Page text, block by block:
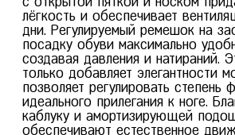
лёгкость и обеспечивает
дни. Регулируемый ремешок на
посадку обуви максимально
создавая давления и натираний.
только добавляет элегантности
позволяет регулировать степень
идеального прилегания к ноге.
каблуку и амортизирующей
обеспечивают естественное
36 37 38 39